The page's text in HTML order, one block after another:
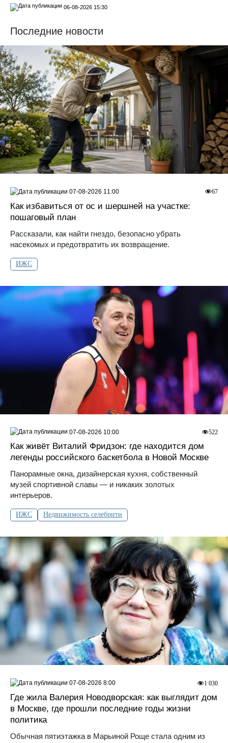
06-08-2026 15:30
Последние новости
Как избавиться от ос и шершней на участке:
пошаговый план
Рассказали, как найти гнездо, безопасно убрать
насекомых и предотвратить их возвращение.
ИЖС
67
07-08-2026 11:00
Как живёт Виталий Фридзон: где находится дом
легенды российского баскетбола в Новой Москве
Панорамные окна, дизайнерская кухня, собственный
музей спортивной славы — и никаких золотых
интерьеров.
ИЖС Недвижимость селебрити
522
07-08-2026 10:00
Где жила Валерия Новодворская: как выглядит дом
в Москве, где прошли последние годы жизни
политика
Обычная пятиэтажка в Марьиной Роще стала одним из
1 030
07-08-2026 8:00